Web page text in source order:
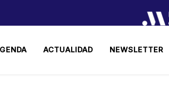
ACTUALIDAD NEWSLETTER